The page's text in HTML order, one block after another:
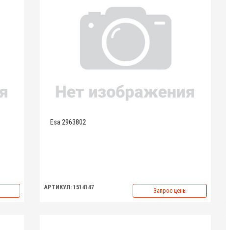
Esa 2963802
АРТИКУЛ: 1514147 Запрос цены